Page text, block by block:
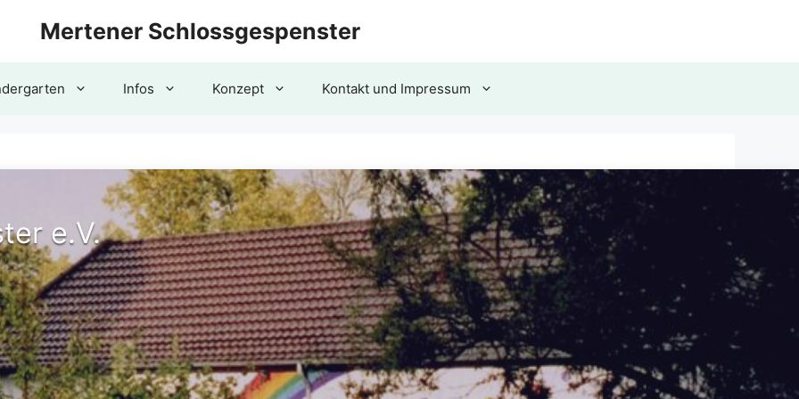
Mertener Schlossgespenster
Infos Konzept Kontakt und Impressum
e.V.